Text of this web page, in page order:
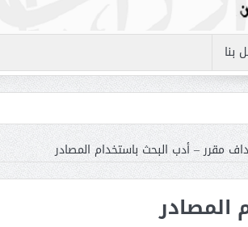
بنا
مقرر – أدب البحث باستخدام المصادر
المصادر